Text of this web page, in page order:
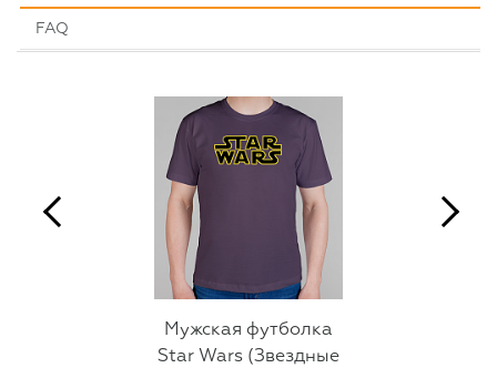
FAQ
Мужская футболка
Star Wars (Звездные